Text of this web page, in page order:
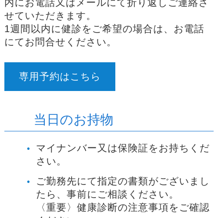
内にお電話又はメールにて折り返しご連絡さ
せていただきます。
1週間以内に健診をご希望の場合は、お電話
にてお問合せください。
専用予約はこちら
当日のお持物
マイナンバー又は保険証をお持ちくだ
さい。
ご勤務先にて指定の書類がございまし
たら、事前にご相談ください。
〈重要〉健康診断の注意事項をご確認